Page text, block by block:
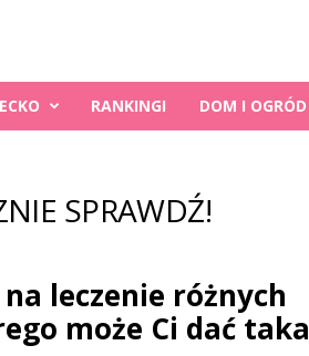
RANKINGI DOM I OGRÓD
SPRAWDŹ!
leczenie różnych
może Ci dać taka